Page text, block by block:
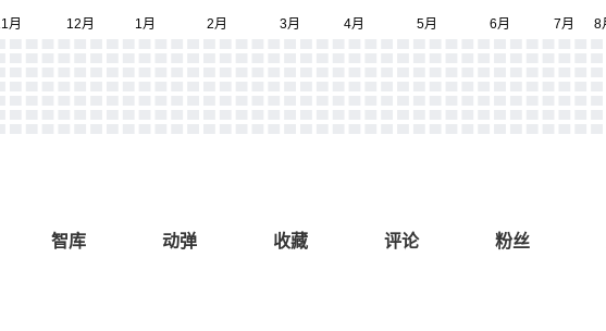
智库 动弹 收藏 评论 粉丝